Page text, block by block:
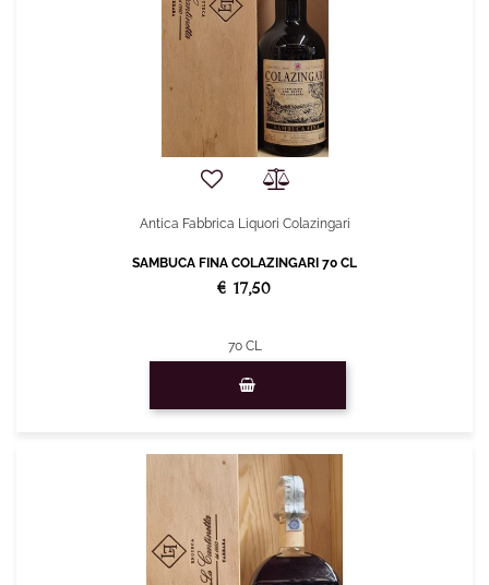
Antica Fabbrica Liquori Colazingari
SAMBUCA FINA COLAZINGARI 70 CL
€ 17,50
70 CL